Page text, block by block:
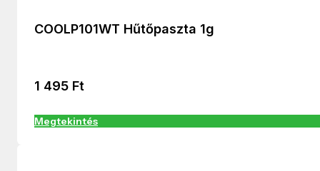
COOLP101WT Hűtőpaszta 1g
1 495 Ft
Megtekintés